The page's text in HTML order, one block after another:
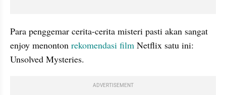
Para penggemar cerita-cerita misteri pasti akan sangat
enjoy menonton rekomendasi film Netflix satu ini:
Unsolved Mysteries.
ADVERTISEMENT